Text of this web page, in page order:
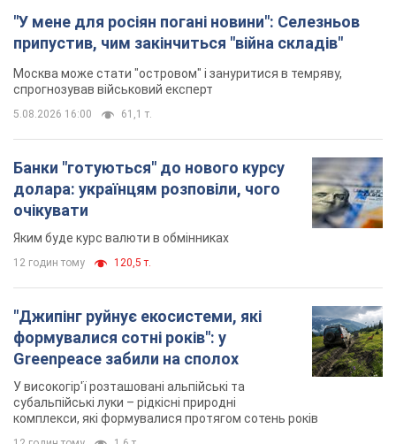
12 годин тому
"Джипінг руйнує екосистеми, які
формувалися сотні років": у
субальпійські луки – рідкісні природні
комплекси, які формувалися протягом сотень років
12 годин тому